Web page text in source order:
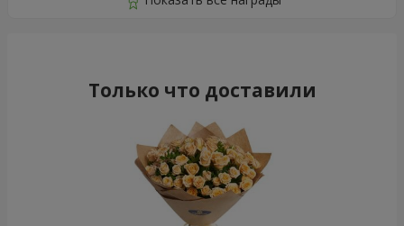
Только что доставили